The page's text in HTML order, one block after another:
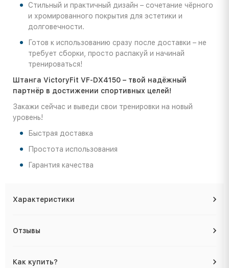
Стильный и практичный дизайн – сочетание чёрного
и хромированного покрытия для эстетики и
долговечности.
Готов к использованию сразу после доставки – не
требует сборки, просто распакуй и начинай
тренироваться!
Штанга VictoryFit VF-DX4150 – твой надёжный
партнёр в достижении спортивных целей!
Закажи сейчас и выведи свои тренировки на новый
уровень!
Быстрая доставка
Простота использования
Гарантия качества
Характеристики
Отзывы
Как купить?